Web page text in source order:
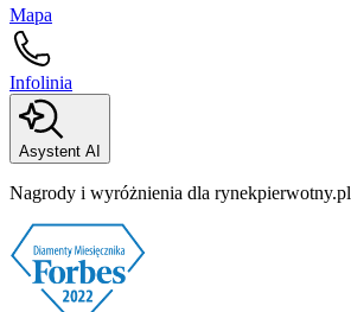
Mapa
Infolinia
Asystent AI
Nagrody i wyróżnienia dla rynekpierwotny.pl